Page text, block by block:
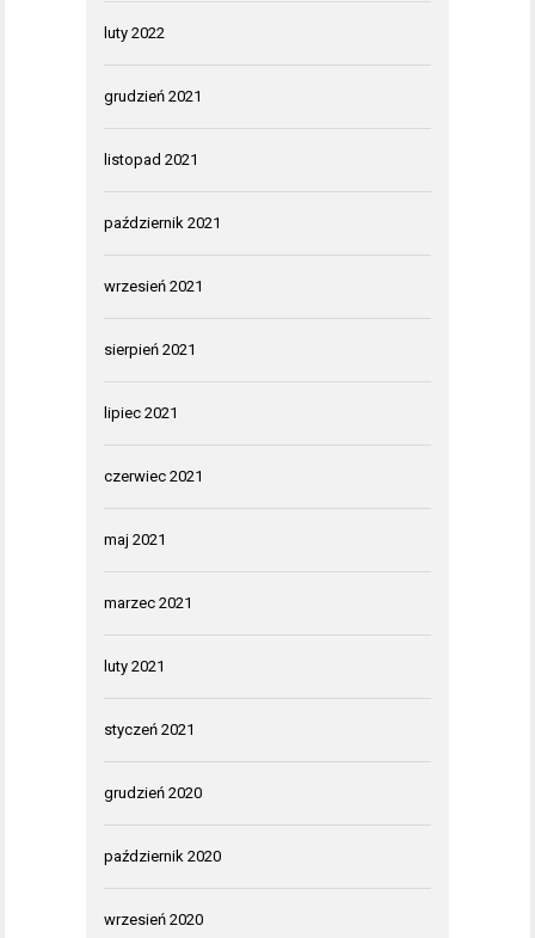
luty 2022
grudzień 2021
listopad 2021
październik 2021
wrzesień 2021
sierpień 2021
lipiec 2021
czerwiec 2021
maj 2021
marzec 2021
luty 2021
styczeń 2021
grudzień 2020
październik 2020
wrzesień 2020